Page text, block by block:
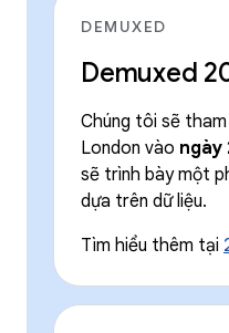
DEMUXED
Demuxed
Chúng tôi sẽ
London vào ngày
sẽ trình bày một
dựa trên dữ liệu.
Tìm hiểu thêm tại